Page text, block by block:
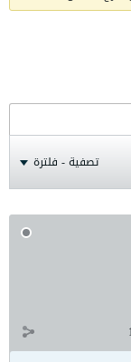
تصفية - فلترة